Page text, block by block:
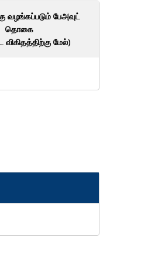
வழங்கப்படும் பேஅவுட்
தொகை
விகிதத்திற்கு மேல்)